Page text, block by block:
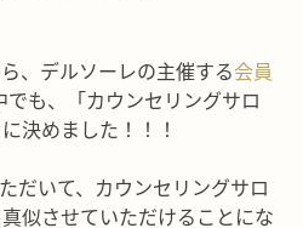
、デルソーレの主催する会員
でも、「カウンセリングサロ
決めました！！！
だいて、カウンセリングサロ
似させていただけることにな